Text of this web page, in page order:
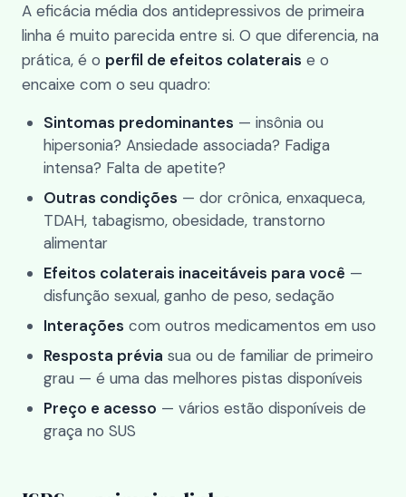
A eficácia média dos antidepressivos de primeira
linha é muito parecida entre si. O que diferencia, na
prática, é o perfil de efeitos colaterais e o
encaixe com o seu quadro:
Sintomas predominantes — insônia ou
hipersonia? Ansiedade associada? Fadiga
intensa? Falta de apetite?
Outras condições — dor crônica, enxaqueca,
TDAH, tabagismo, obesidade, transtorno
alimentar
Efeitos colaterais inaceitáveis para você —
disfunção sexual, ganho de peso, sedação
Interações com outros medicamentos em uso
Resposta prévia sua ou de familiar de primeiro
grau — é uma das melhores pistas disponíveis
Preço e acesso — vários estão disponíveis de
graça no SUS